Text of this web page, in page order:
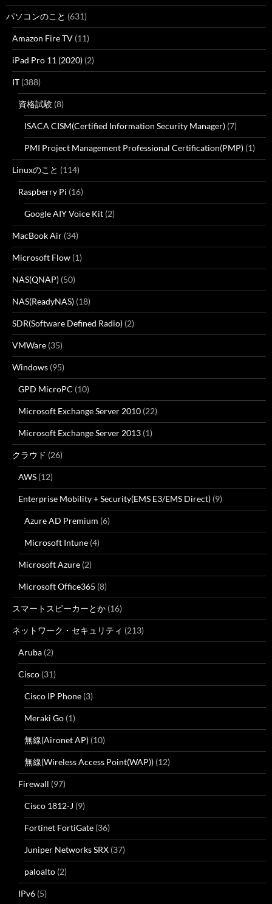
パソコンのこと (631)
Amazon Fire TV (11)
iPad Pro 11 (2020) (2)
IT (388)
資格試験 (8)
ISACA CISM(Certified Information Security Manager) (7)
PMI Project Management Professional Certification(PMP) (1)
Linuxのこと (114)
Raspberry Pi (16)
Google AIY Voice Kit (2)
MacBook Air (34)
Microsoft Flow (1)
NAS(QNAP) (50)
NAS(ReadyNAS) (18)
SDR(Software Defined Radio) (2)
VMWare (35)
Windows (95)
GPD MicroPC (10)
Microsoft Exchange Server 2010 (22)
Microsoft Exchange Server 2013 (1)
クラウド (26)
AWS (12)
Enterprise Mobility + Security(EMS E3/EMS Direct) (9)
Azure AD Premium (6)
Microsoft Intune (4)
Microsoft Azure (2)
Microsoft Office365 (8)
スマートスピーカーとか (16)
ネットワーク・セキュリティ (213)
Aruba (2)
Cisco (31)
Cisco IP Phone (3)
Meraki Go (1)
無線(Aironet AP) (10)
無線(Wireless Access Point(WAP)) (12)
Firewall (97)
Cisco 1812-J (9)
Fortinet FortiGate (36)
Juniper Networks SRX (37)
paloalto (2)
IPv6 (5)